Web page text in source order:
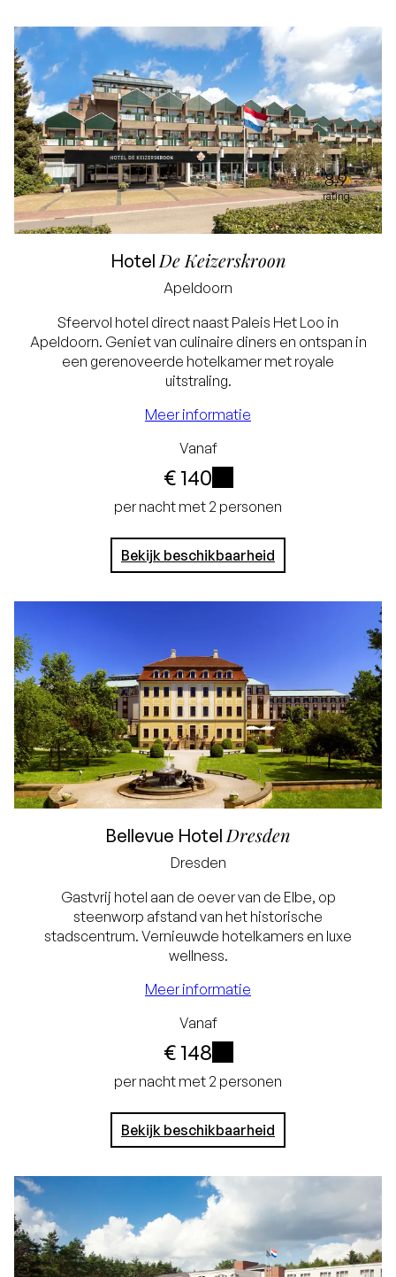
8.9
rating
Hotel De Keizerskroon
Apeldoorn
Sfeervol hotel direct naast Paleis Het Loo in
Apeldoorn. Geniet van culinaire diners en ontspan in
een gerenoveerde hotelkamer met royale
uitstraling.
Meer informatie
Vanaf
€ 140
i
Laagste prijsgarantie
Gratis annuleren tot
24 uur voor aankomst
Geen creditcard
nodig, u betaalt in het
hotel
per nacht met 2 personen
Bekijk beschikbaarheid
Bellevue Hotel Dresden
Dresden
Gastvrij hotel aan de oever van de Elbe, op
steenworp afstand van het historische
stadscentrum. Vernieuwde hotelkamers en luxe
wellness.
Meer informatie
Vanaf
€ 148
i
Laagste prijsgarantie
Geen
reserveringskosten
Gratis annuleren tot
16.00 uur voor de dag
van aankomst
per nacht met 2 personen
Bekijk beschikbaarheid